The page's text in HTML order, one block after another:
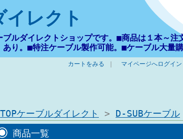
レクト
ルダイレクトショップです。■商品は１本～
り。■特注ケーブル製作可能。■ケーブル大量
カートをみる マイページへログイン
TOPケーブルダイレクト > D-SUBケーブル
商品一覧